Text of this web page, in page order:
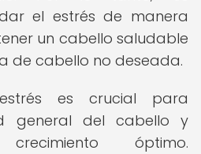
el estrés de manera
un cabello saludable
de cabello no deseada.
es crucial para
general del cabello y
óptimo.